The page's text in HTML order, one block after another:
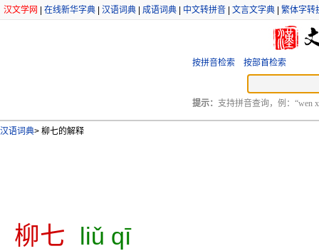
汉文学网 在线新华字典 汉语词典 成语词典 中文转拼音 文言文字典 繁体字转
按拼音检索 按部首检索
提示： 支持拼音查询，例：“wen
汉语词典> 柳七的解释
柳七 liǔ qī